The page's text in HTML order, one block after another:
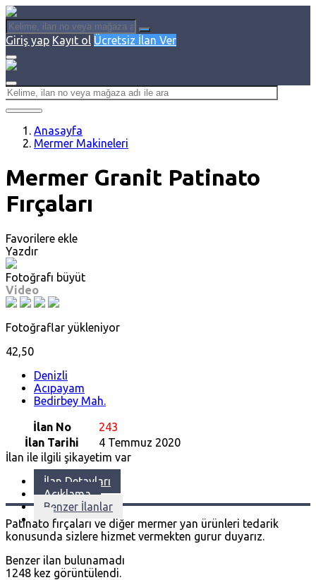
Giriş yap Kayıt ol Ücretsiz İlan Ver
Anasayfa
Mermer Makineleri
Mermer Granit Patinato
Fırçaları
Favorilere ekle
Yazdır
Fotoğrafı büyüt
Video
Fotoğraflar yükleniyor
42,50
Denizli
Acıpayam
Bedirbey Mah.
İlan No
243
İlan Tarihi
4 Temmuz 2020
İlan ile ilgili şikayetim var
İlan Detayları
Açıklama
Benzer İlanlar
Patinato fırçaları ve diğer mermer yan ürünleri tedarik
konusunda sizlere hizmet vermekten gurur duyarız.
Benzer ilan bulunamadı
1248 kez görüntülendi.